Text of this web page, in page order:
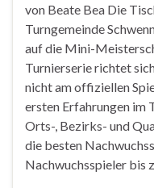
von Beate Bea Die
Turngemeinde
auf die Mini-
Turnierserie richtet
nicht am offiziellen
ersten Erfahrungen im
Orts-, Bezirks- und
die besten
Nachwuchsspieler bis